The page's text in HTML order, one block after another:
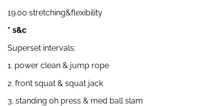
19.00 stretching&flexibility
* s&c
Superset intervals:
1. power clean & jump rope
2. front squat & squat jack
3. standing oh press & med ball slam